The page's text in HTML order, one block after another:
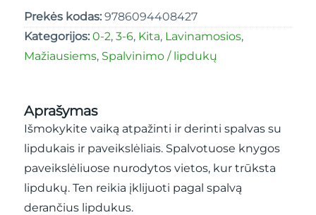
Prekės kodas: 9786094408427
Kategorijos: 0-2, 3-6, Kita, Lavinamosios,
Mažiausiems, Spalvinimo / lipdukų
Aprašymas
Išmokykite vaiką atpažinti ir derinti spalvas su
lipdukais ir paveikslėliais. Spalvotuose knygos
paveikslėliuose nurodytos vietos, kur trūksta
lipdukų. Ten reikia įklijuoti pagal spalvą
derančius lipdukus.